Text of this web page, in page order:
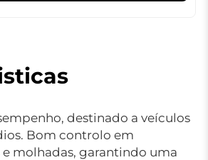
destinado a veículos
Bom controlo em
e molhadas, garantindo uma